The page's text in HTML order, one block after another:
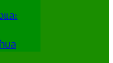
ละ
บล